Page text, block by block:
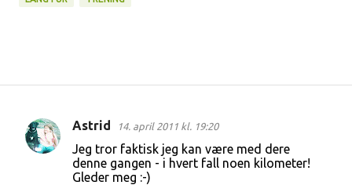
K
Astrid 14. april 2011 kl. 19:20
Jeg tror faktisk jeg kan være med dere
denne gangen - i hvert fall noen kilometer!
Gleder meg :-)